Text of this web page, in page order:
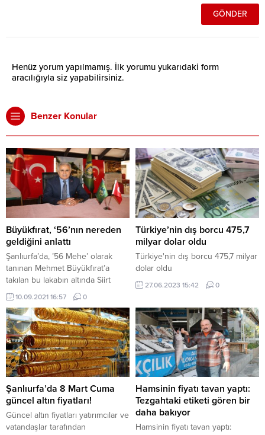
Henüz yorum yapılmamış. İlk yorumu yukarıdaki form
aracılığıyla siz yapabilirsiniz.
Benzer Konular
Büyükfırat, ‘56’nın nereden
geldiğini anlattı
Şanlıurfa’da, ’56 Mehe’ olarak
tanınan Mehmet Büyükfırat’a
takılan bu lakabın altında Siirt
plakası yatıyor. Şanlıurfa’nın renkli
simalarından Mehmet Büyükfırat,
hemen hemen her kesim
tarafından ‘56 Mehe’ lakabıyla
tanınıyor. Son 20 yılda
Şanlıurfaspor’da ve AK Parti’de
yöneticilik görevlerinde bulunan,
belediye meclis üyeliği de yapmış
olan Büyükfırat, şu anda da
Şanlıurfaspor Yönetiminde...
10.09.2021 16:57 0
Türkiye’nin dış borcu 475,7
milyar dolar oldu
Türkiye'nin dış borcu 475,7 milyar
dolar oldu
27.06.2023 15:42 0
Şanlıurfa’da 8 Mart Cuma
güncel altın fiyatları!
Güncel altın fiyatları yatırımcılar ve
vatandaşlar tarafından
Hamsinin fiyatı tavan yaptı:
Tezgahtaki etiketi gören bir
daha bakıyor
Hamsinin fiyatı tavan yaptı: